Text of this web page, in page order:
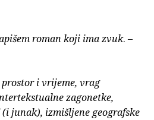
roman koji ima zvuk. –
i vrijeme, vrag
zagonetke,
junak), izmišljene geografske